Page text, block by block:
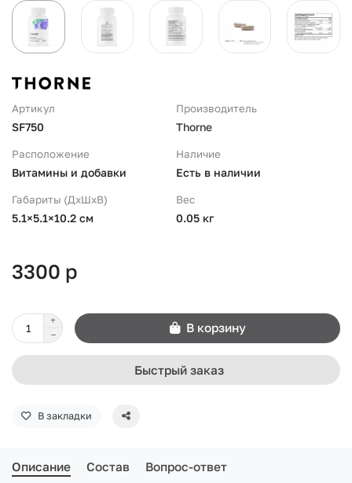
Артикул
SF750
Производитель
Thorne
Расположение
Витамины и добавки
Наличие
Есть в наличии
Габариты (ДхШхВ)
5.1×5.1×10.2 см
Вес
0.05 кг
3300 р
В корзину
Быстрый заказ
В закладки
Описание Состав Вопрос-ответ